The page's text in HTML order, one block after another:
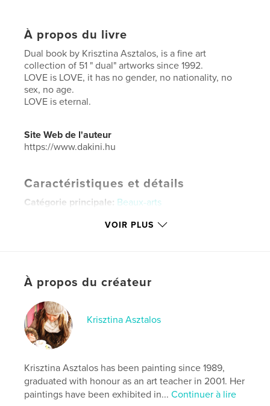
À propos du livre
Dual book by Krisztina Asztalos, is a fine art
collection of 51 " dual" artworks since 1992.
LOVE is LOVE, it has no gender, no nationality, no
sex, no age.
LOVE is eternal.
Site Web de l'auteur
https://www.dakini.hu
Caractéristiques et détails
Catégorie principale: Beaux-arts
Catégories supplémentaires Livres d'art et de
ISBN
Date de publication:
LangueEnglish
Mots-clés
partners , love , couple , dual ,
fine art , art
VOIR PLUS
À propos du créateur
Krisztina Asztalos
Krisztina Asztalos has been painting since 1989,
graduated with honour as an art teacher in 2001. Her
paintings have been exhibited in...Continuer à lire